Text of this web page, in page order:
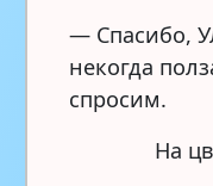
— Спасибо,
некогда
спросим.
На